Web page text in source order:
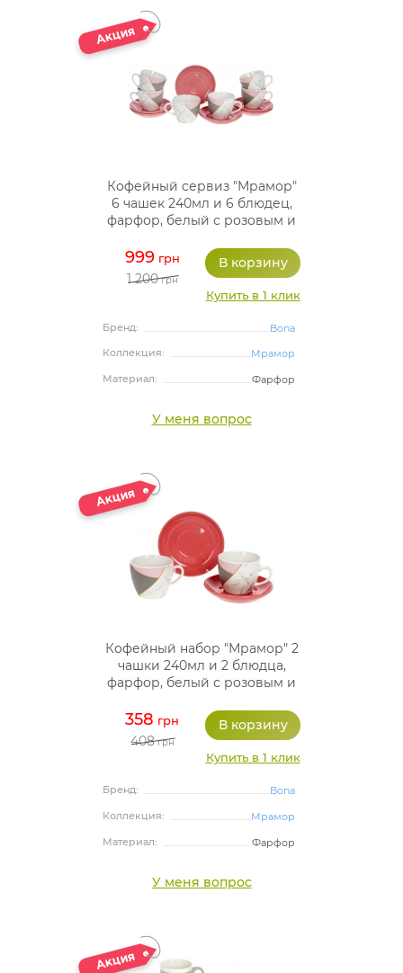
Кофейный сервиз "Мрамор"
6 чашек 240мл и 6 блюдец,
фарфор, белый с розовым и
999грн
1 200грн
Купить в 1 клик
Бренд:
Bona
Коллекция:
Мрамор
Материал:
Фарфор
У меня вопрос
Кофейный набор "Мрамор" 2
чашки 240мл и 2 блюдца,
фарфор, белый с розовым и
358 грн
408грн
Купить в 1 клик
Бренд:
Bona
Коллекция:
Мрамор
Материал:
Фарфор
У меня вопрос